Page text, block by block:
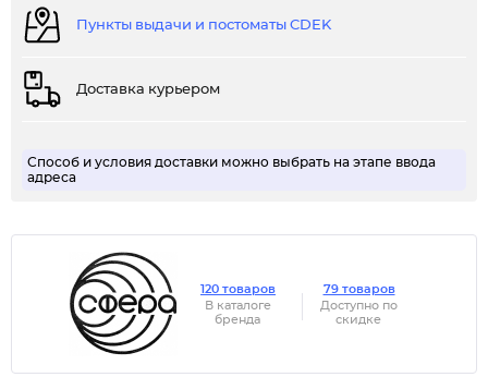
Пункты выдачи и постоматы CDEK
Доставка курьером
Способ и условия доставки можно выбрать на этапе ввода
адреса
120 товаров
В каталоге
бренда
79 товаров
Доступно по
скидке